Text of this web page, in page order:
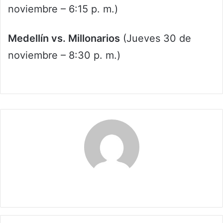
noviembre – 6:15 p. m.)
Medellín vs. Millonarios (Jueves 30 de
noviembre – 8:30 p. m.)